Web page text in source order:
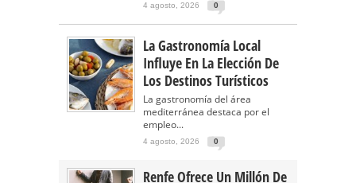
4 agosto, 2026 0
La Gastronomía Local
Influye En La Elección De
Los Destinos Turísticos
La gastronomía del área
mediterránea destaca por el
empleo...
4 agosto, 2026 0
Renfe Ofrece Un Millón De